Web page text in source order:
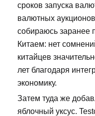
сроков запуска
валютных
собираюсь заранее
Китаем: нет
китайцев
лет благодаря
экономику.
Затем туда же
яблочный уксус.